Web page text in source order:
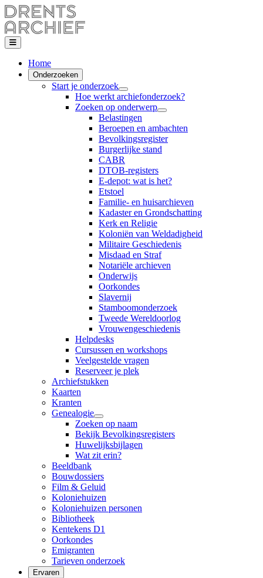
Home
Onderzoeken
Start je onderzoek
Hoe werkt archiefonderzoek?
Zoeken op onderwerp
Belastingen
Beroepen en ambachten
Bevolkingsregister
Burgerlijke stand
CABR
DTOB-registers
E-depot: wat is het?
Etstoel
Familie- en huisarchieven
Kadaster en Grondschatting
Kerk en Religie
Koloniën van Weldadigheid
Militaire Geschiedenis
Misdaad en Straf
Notariële archieven
Onderwijs
Oorkondes
Slavernij
Stamboomonderzoek
Tweede Wereldoorlog
Vrouwengeschiedenis
Helpdesks
Cursussen en workshops
Veelgestelde vragen
Reserveer je plek
Archiefstukken
Kaarten
Kranten
Genealogie
Zoeken op naam
Bekijk Bevolkingsregisters
Huwelijksbijlagen
Wat zit erin?
Beeldbank
Bouwdossiers
Film & Geluid
Koloniehuizen
Koloniehuizen personen
Bibliotheek
Kentekens D1
Oorkondes
Emigranten
Tarieven onderzoek
Ervaren